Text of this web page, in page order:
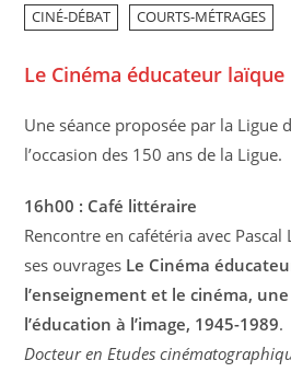
CINÉ-DÉBAT COURTS-MÉTRAGES
Le Cinéma éducateur laïque
Une séance proposée par la Ligue
l’occasion des 150 ans de la Ligue.
16h00 : Café littéraire
Rencontre en cafétéria avec
ses ouvrages Le Cinéma
l’enseignement et le cinéma,
l’éducation à l’image, 1945-1989.
Docteur en Etudes